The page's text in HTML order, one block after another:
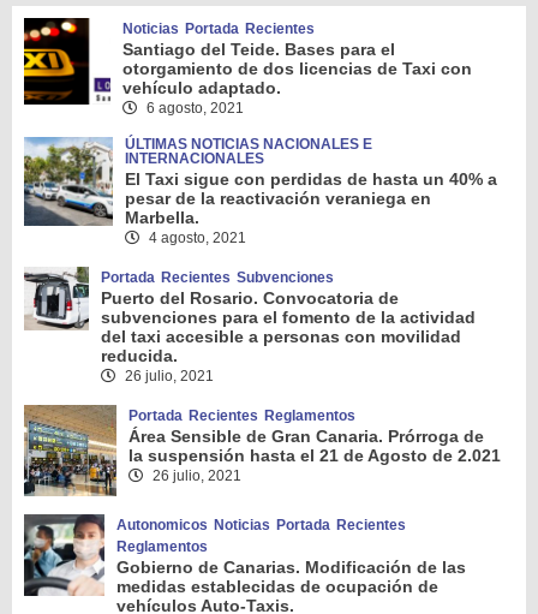
Noticias Portada Recientes
Santiago del Teide. Bases para el
otorgamiento de dos licencias de Taxi con
vehículo adaptado.
6 agosto, 2021
ÚLTIMAS NOTICIAS NACIONALES E
INTERNACIONALES
El Taxi sigue con perdidas de hasta un 40% a
pesar de la reactivación veraniega en
Marbella.
4 agosto, 2021
Portada Recientes Subvenciones
Puerto del Rosario. Convocatoria de
subvenciones para el fomento de la actividad
del taxi accesible a personas con movilidad
reducida.
26 julio, 2021
Portada Recientes Reglamentos
Área Sensible de Gran Canaria. Prórroga de
la suspensión hasta el 21 de Agosto de 2.021
26 julio, 2021
Autonomicos Noticias Portada Recientes
Reglamentos
Gobierno de Canarias. Modificación de las
medidas establecidas de ocupación de
vehículos Auto-Taxis.